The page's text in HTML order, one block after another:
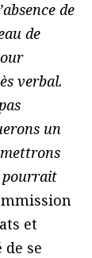
de
de
verbal.
un
pourrait
et
se